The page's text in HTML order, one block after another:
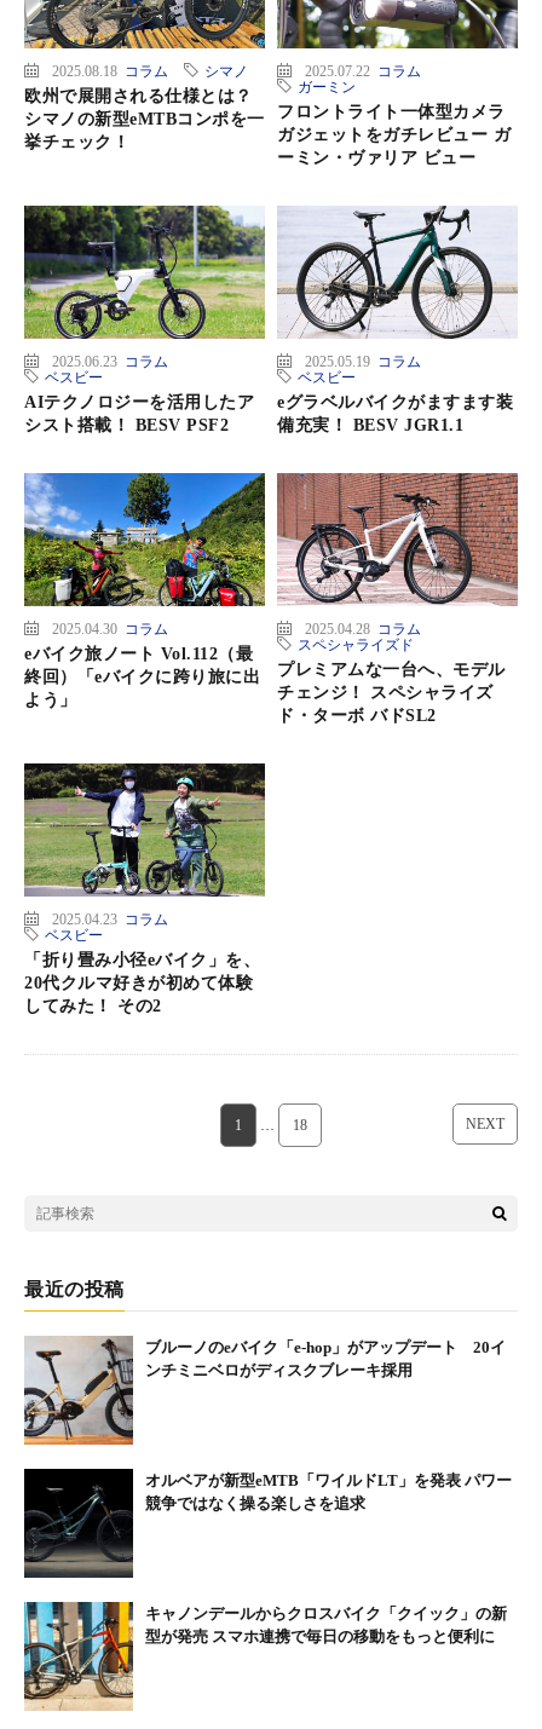
2025.08.18 コラム シマノ
欧州で展開される仕様とは？
シマノの新型eMTBコンポを一
挙チェック！
2025.07.22
コラム
ガーミン
フロントライト一体型カメラ
ガジェットをガチレビュー ガ
ーミン・ヴァリア ビュー
2025.06.23
コラム
ベスビー
AIテクノロジーを活用したア
シスト搭載！ BESV PSF2
2025.05.19
コラム
ベスビー
eグラベルバイクがますます装
備充実！ BESV JGR1.1
2025.04.30 コラム
eバイク旅ノート Vol.112（最
終回）「eバイクに跨り旅に出
よう」
2025.04.28
コラム
スペシャライズド
プレミアムな一台へ、モデル
チェンジ！ スペシャライズ
ド・ターボ バドSL2
2025.04.23
コラム
ベスビー
「折り畳み小径eバイク」を、
20代クルマ好きが初めて体験
してみた！ その2
1 … 18 NEXT
最近の投稿
ブルーノのeバイク「e-hop」がアップデート 20イ
ンチミニベロがディスクブレーキ採用
オルベアが新型eMTB「ワイルドLT」を発表 パワー
競争ではなく操る楽しさを追求
キャノンデールからクロスバイク「クイック」の新
型が発売 スマホ連携で毎日の移動をもっと便利に